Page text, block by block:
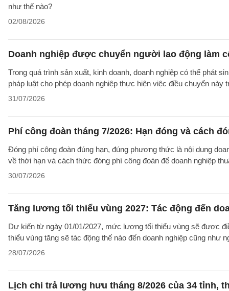
như thế nào?
02/08/2026
Doanh nghiệp được chuyển người lao động làm
Trong quá trình sản xuất, kinh doanh, doanh nghiệp có thể phát
pháp luật cho phép doanh nghiệp thực hiện việc điều chuyển
31/07/2026
Phí công đoàn tháng 7/2026: Hạn đóng và cách
Đóng phí công đoàn đúng hạn, đúng phương thức là nội dung
về thời hạn và cách thức đóng phí công đoàn để doanh nghiệp
30/07/2026
Tăng lương tối thiểu vùng 2027: Tác động đến
Dự kiến từ ngày 01/01/2027, mức lương tối thiểu vùng sẽ được
thiểu vùng tăng sẽ tác động thế nào đến doanh nghiệp cũng như
28/07/2026
Lịch chi trả lương hưu tháng 8/2026 của 34 tỉnh,